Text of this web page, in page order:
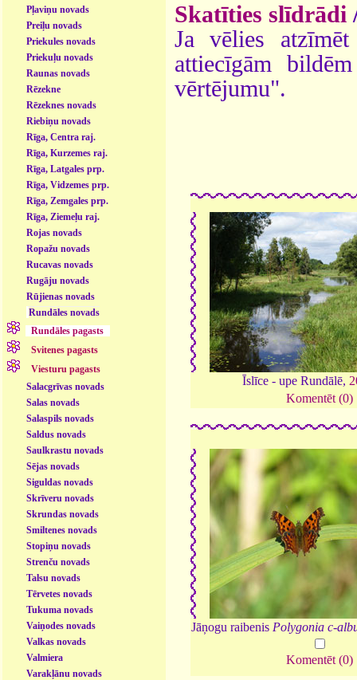
Pļaviņu novads
Preiļu novads
Priekules novads
Priekuļu novads
Raunas novads
Rēzekne
Rēzeknes novads
Riebiņu novads
Rīga, Centra raj.
Rīga, Kurzemes raj.
Rīga, Latgales prp.
Rīga, Vidzemes prp.
Rīga, Zemgales prp.
Rīga, Ziemeļu raj.
Rojas novads
Ropažu novads
Rucavas novads
Rugāju novads
Rūjienas novads
Rundāles novads
Rundāles pagasts
Svitenes pagasts
Viesturu pagasts
Salacgrīvas novads
Salas novads
Salaspils novads
Saldus novads
Saulkrastu novads
Sējas novads
Siguldas novads
Skrīveru novads
Skrundas novads
Smiltenes novads
Stopiņu novads
Strenču novads
Talsu novads
Tērvetes novads
Tukuma novads
Vaiņodes novads
Valkas novads
Valmiera
Varakļānu novads
Skatīties slīdrādi
Ja vēlies
attiecīgām
vērtējumu".
Īslīce - upe Rundālē,
Komentēt (0)
Jāņogu raibenis Polygonia c-
Komentēt (0)